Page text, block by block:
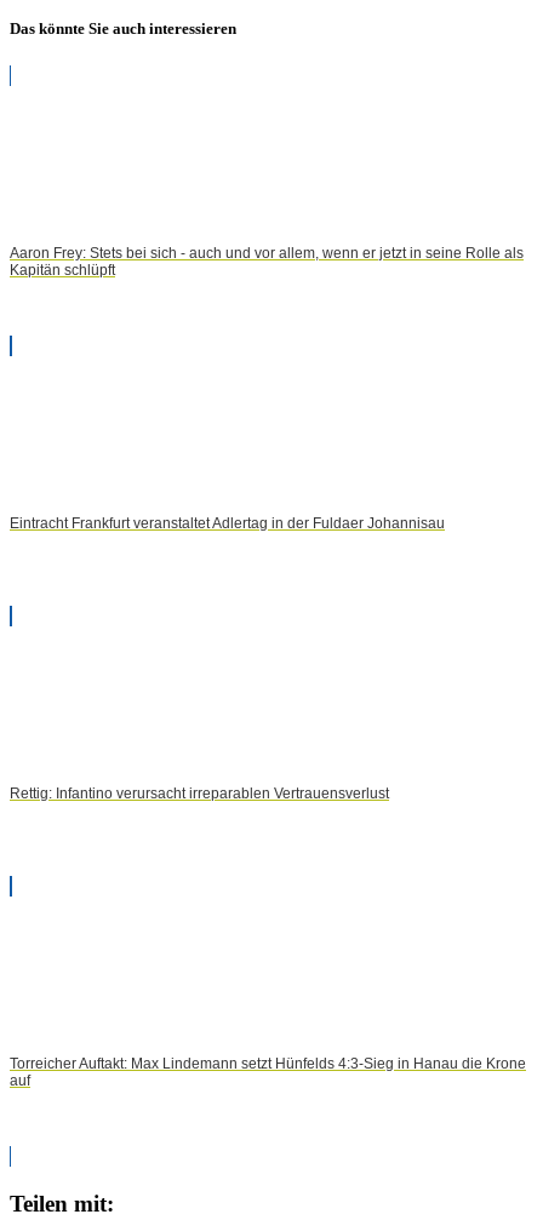
Das könnte Sie auch interessieren
Aaron Frey: Stets bei sich - auch und vor allem, wenn er jetzt in seine Rolle als
Kapitän schlüpft
Eintracht Frankfurt veranstaltet Adlertag in der Fuldaer Johannisau
Rettig: Infantino verursacht irreparablen Vertrauensverlust
Torreicher Auftakt: Max Lindemann setzt Hünfelds 4:3-Sieg in Hanau die Krone
auf
Teilen mit: